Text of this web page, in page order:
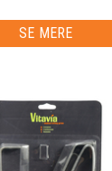
SE MERE